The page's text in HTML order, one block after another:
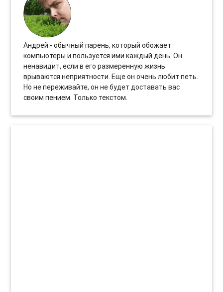
Андрей - обычный парень, который обожает
компьютеры и пользуется ими каждый день. Он
ненавидит, если в его размеренную жизнь
врываются неприятности. Еще он очень любит петь.
Но не переживайте, он не будет доставать вас
своим пением. Только текстом.